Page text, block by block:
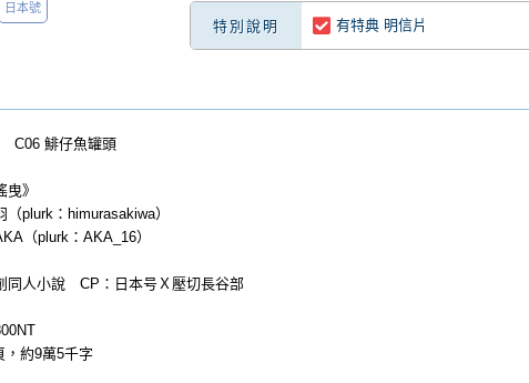
日本號
特別說明 有特典 明信片
C06 鯡仔魚罐頭
曳》
（plurk：himurasakiwa）
（plurk：AKA_16）
同人小說 CP：日本号Ｘ壓切長谷部
，約9萬5千字